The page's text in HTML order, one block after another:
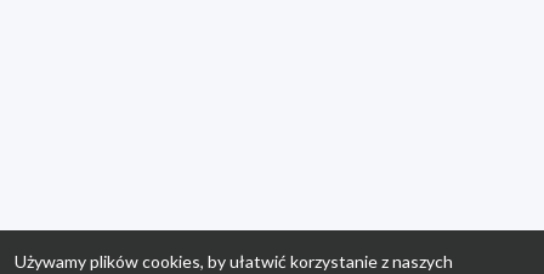
Używamy plików cookies, by ułatwić korzystanie z naszych